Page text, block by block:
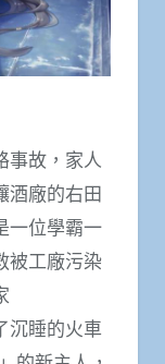
事故，家人
酒廠的右田
一位學霸一
被工廠污染
沉睡的火車